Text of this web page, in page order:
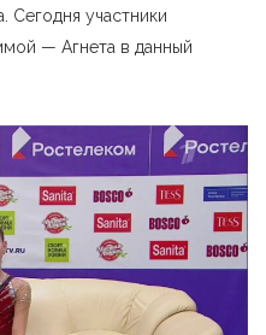
Сегодня участники
— Агнета в данный